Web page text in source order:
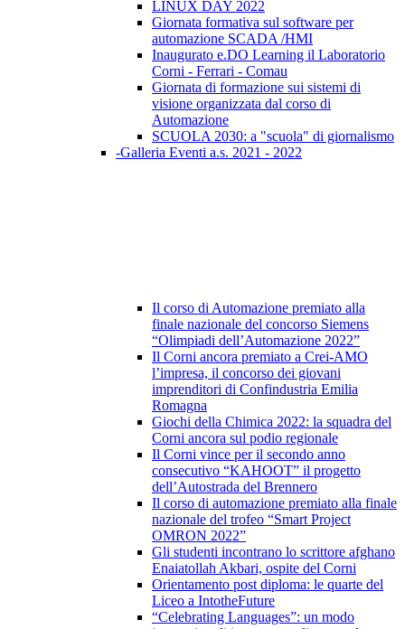
LINUX DAY 2022
Giornata formativa sul software per
automazione SCADA /HMI
Inaugurato e.DO Learning il Laboratorio
Corni - Ferrari - Comau
Giornata di formazione sui sistemi di
visione organizzata dal corso di
Automazione
SCUOLA 2030: a "scuola" di giornalismo
-Galleria Eventi a.s. 2021 - 2022
Il corso di Automazione premiato alla
finale nazionale del concorso Siemens
“Olimpiadi dell’Automazione 2022”
Il Corni ancora premiato a Crei-AMO
l’impresa, il concorso dei giovani
imprenditori di Confindustria Emilia
Romagna
Giochi della Chimica 2022: la squadra del
Corni ancora sul podio regionale
Il Corni vince per il secondo anno
consecutivo “KAHOOT” il progetto
dell’Autostrada del Brennero
Il corso di automazione premiato alla finale
nazionale del trofeo “Smart Project
OMRON 2022”
Gli studenti incontrano lo scrittore afghano
Enaiatollah Akbari, ospite del Corni
Orientamento post diploma: le quarte del
Liceo a IntotheFuture
“Celebrating Languages”: un modo